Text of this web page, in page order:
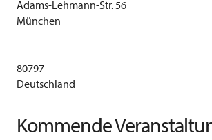
Adams-Lehmann-Str. 56
München
80797
Deutschland
Kommende